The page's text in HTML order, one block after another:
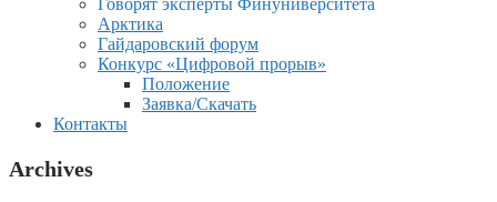
Говорят эксперты Финуниверситета
Арктика
Гайдаровский форум
Конкурс «Цифровой прорыв»
Положение
Заявка/Скачать
Контакты
Archives